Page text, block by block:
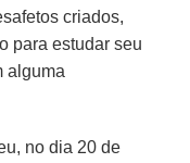
criados,
para estudar seu
alguma
no dia 20 de